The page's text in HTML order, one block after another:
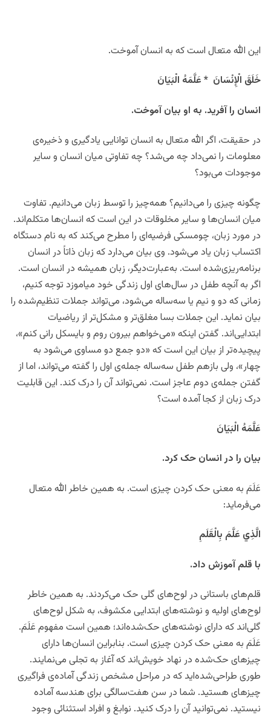
این الله متعال است که به انسان آموخت.
خَلَقَ الْإِنْسَانَ * عَلَّمَهُ الْبَيَانَ
انسان را آفريد. به او بيان آموخت.
در حقیقت، اگر الله متعال به انسان توانایی یادگیری و ذخیره‌ی
معلومات را نمی‌داد چه می‌شد؟ چه تفاوتی میان انسان و سایر
موجودات می‌بود؟
چگونه چیزی را می‌دانیم؟ همه‌چیز را توسط زبان می‌دانیم. تفاوت
میان انسان‌ها و سایر مخلوقات در این است که انسان‌ها متکلم‌اند.
در مورد زبان، چومسکی فرضیه‌ای را مطرح می‌کند که به نام دستگاه
اکتساب زبان یاد می‌شود. وی بیان می‌دارد که زبان ذاتاً در انسان
برنامه‌ریزی‌شده است. به‌عبارت‌دیگر، زبان همیشه در انسان است.
اگر به آنچه طفل در سال‌های اول زندگی خود میاموزد توجه کنیم،
زمانی که دو و نیم یا سه‌ساله می‌شود، می‌تواند جملات تنظیم‌شده را
بیان نماید. این جملات بسا مغلق‌تر و مشکل‌تر از ریاضیات
ابتدایی‌اند. گفتن اینکه «می‌خواهم بیرون روم و بایسکل رانی کنم»،
پیچیده‌تر از بیان این است که «دو جمع دو مساوی می‌شود به
چهار»، ولی بازهم طفل سه‌ساله جمله‌ی اول را گفته می‌تواند، اما از
گفتن جمله‌ی دوم عاجز است. نمی‌تواند آن را درک کند. این قابلیت
درک زبان از کجا آمده است؟
عَلَّمَهُ الْبَيَانَ
بیان را در انسان حک کرد.
عَلَمَ به معنی حک کردن چیزی است. به همین خاطر الله متعال
می‌فرماید:
الَّذِي عَلَّمَ بِالْقَلَمِ
با قلم آموزش داد.
قلم‌های باستانی در لوح‌های گلی حک می‌کردند. به همین خاطر
لوح‌های اولیه‌ و نوشته‌های ابتدایی مکشوف، به شکل لوح‌های
گلی‌اند که دارای نوشته‌های حک‌شده‌اند؛ همین است مفهوم عَلَمَ.
عَلَمَ به معنی حک کردن چیزی است. بنابراین انسان‌ها دارای
چیزهای حک‌شده در نهاد خویش‌اند که آغاز به تجلی می‌نمایند.
طوری طراحی‌شده‌اید که در مراحل مشخص زندگی آماده‌ی فراگیری
چیزهای هستید. شما در سن هفت‌سالگی برای هندسه آماده
نیستید. نمی‌توانید آن را درک کنید. نوابغ و افراد استثنائی وجود